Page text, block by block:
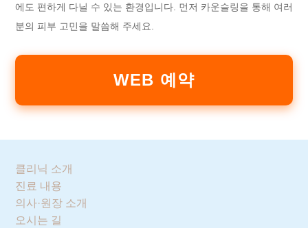
에도 편하게 다닐 수 있는 환경입니다. 먼저 카운슬링을 통해 여러
분의 피부 고민을 말씀해 주세요.
WEB 예약
클리닉 소개
진료 내용
의사·원장 소개
오시는 길